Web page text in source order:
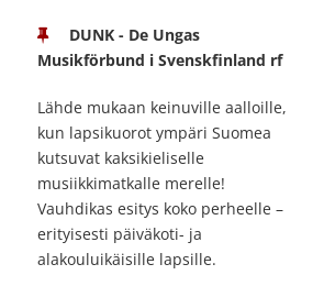
DUNK - De Ungas
Musikförbund i Svenskfinland rf
Lähde mukaan keinuville aalloille,
kun lapsikuorot ympäri Suomea
kutsuvat kaksikieliselle
musiikkimatkalle merelle!
Vauhdikas esitys koko perheelle –
erityisesti päiväkoti- ja
alakouluikäisille lapsille.